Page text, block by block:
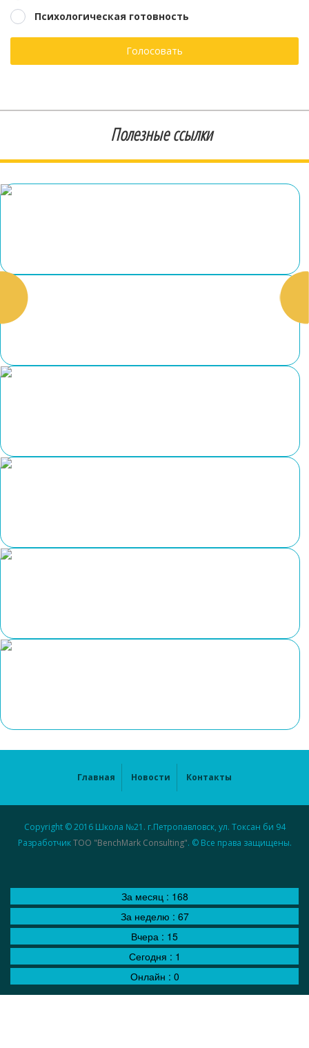
Психологическая готовность
Голосовать
Полезные ссылки
Главная Новости Контакты
Copyright © 2016 Школа №21. г.Петропавловск, ул. Токсан би 94
РазработчикТОО "BenchMark Consulting". © Все права защищены.
За месяц : 168
За неделю : 67
Вчера : 15
Сегодня : 1
Онлайн : 0